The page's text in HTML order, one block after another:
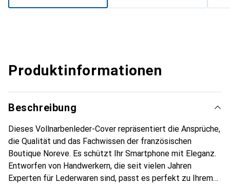
Produktinformationen
Beschreibung
Dieses Vollnarbenleder-Cover repräsentiert die Ansprüche,
die Qualität und das Fachwissen der französischen
Boutique Noreve. Es schützt Ihr Smartphone mit Eleganz.
Entworfen von Handwerkern, die seit vielen Jahren
Experten für Lederwaren sind, passt es perfekt zu Ihrem